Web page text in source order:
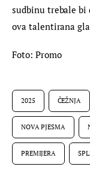
sudbinu trebale bi
ova talentirana
Foto: Promo
2025 ČEŽNJA
NOVA PJESMA
PREMIJERA